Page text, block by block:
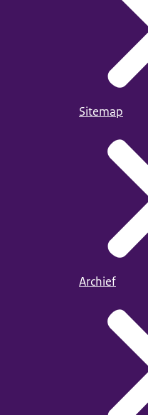
Sitemap
Archief